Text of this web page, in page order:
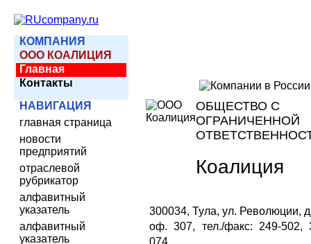
КОМПАНИЯ
ООО КОАЛИЦИЯ
Главная
Контакты
НАВИГАЦИЯ
главная страница
новости
предприятий
отраслевой
рубрикатор
алфавитный
указатель
алфавитный
указатель
ОБЩЕСТВО С
ОГРАНИЧЕННОЙ
Коалиция
300034, Тула, ул. Революции,
оф. 307, тел./факс: 249-502,
074